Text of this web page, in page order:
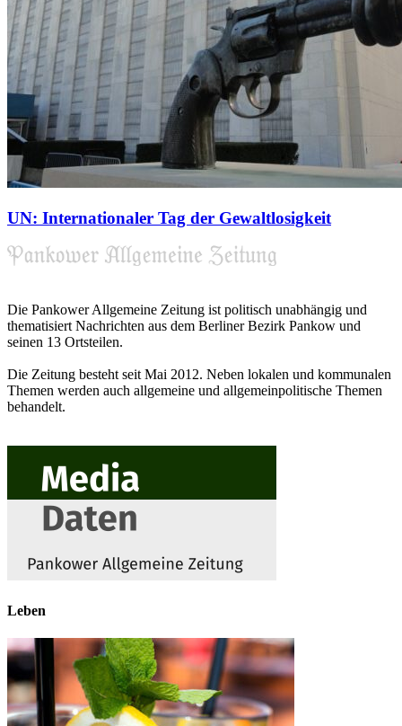
UN: Internationaler Tag der Gewaltlosigkeit
Die Pankower Allgemeine Zeitung ist politisch unabhängig und
thematisiert Nachrichten aus dem Berliner Bezirk Pankow und
seinen 13 Ortsteilen.
Die Zeitung besteht seit Mai 2012. Neben lokalen und kommunalen
Themen werden auch allgemeine und allgemeinpolitische Themen
behandelt.
Leben